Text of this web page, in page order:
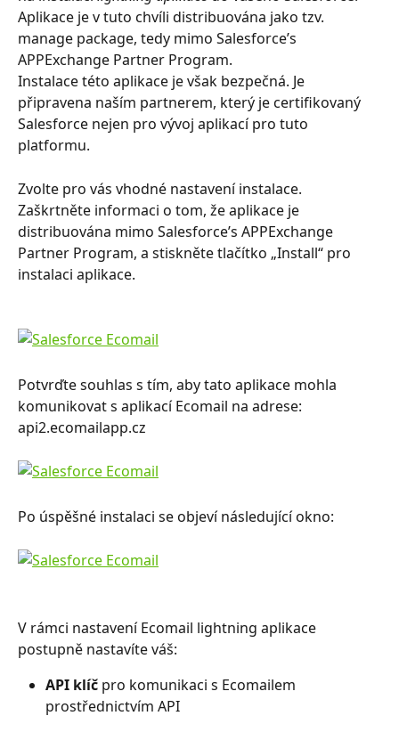
Aplikace je v tuto chvíli distribuována jako tzv.
manage package, tedy mimo Salesforce’s
APPExchange Partner Program.
Instalace této aplikace je však bezpečná. Je
připravena naším partnerem, který je certifikovaný
Salesforce nejen pro vývoj aplikací pro tuto
platformu.
Zvolte pro vás vhodné nastavení instalace.
Zaškrtněte informaci o tom, že aplikace je
distribuována mimo Salesforce’s APPExchange
Partner Program, a stiskněte tlačítko „Install“ pro
instalaci aplikace.
Potvrďte souhlas s tím, aby tato aplikace mohla
komunikovat s aplikací Ecomail na adrese:
api2.ecomailapp.cz
Po úspěšné instalaci se objeví následující okno:
V rámci nastavení Ecomail lightning aplikace
postupně nastavíte váš:
API klíč pro komunikaci s Ecomailem
prostřednictvím API